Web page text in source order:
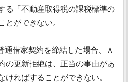
る「不動産取得税の課税標準の
とができない。
借家契約を締結した場合、Ａ
の更新拒絶は、正当の事由があ
ければすることができない。